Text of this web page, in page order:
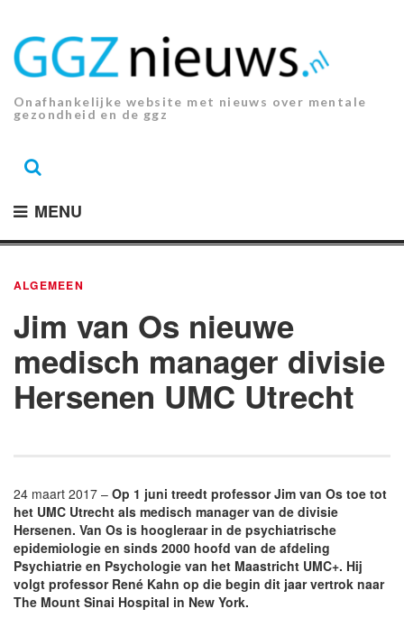
inhoud.
Onafhankelijke website met nieuws over mentale
gezondheid en de ggz
MENU
ALGEMEEN
Jim van Os nieuwe
medisch manager divisie
Hersenen UMC Utrecht
24 maart 2017 – Op 1 juni treedt professor Jim van Os toe tot
het UMC Utrecht als medisch manager van de divisie
Hersenen. Van Os is hoogleraar in de psychiatrische
epidemiologie en sinds 2000 hoofd van de afdeling
Psychiatrie en Psychologie van het Maastricht UMC+. Hij
volgt professor René Kahn op die begin dit jaar vertrok naar
The Mount Sinai Hospital in New York.